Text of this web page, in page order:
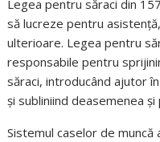
Legea pentru săraci din
să lucreze pentru
ulterioare. Legea pentru
responsabile pentru
săraci, introducând ajutor
și subliniind deasemenea
Sistemul caselor de muncă